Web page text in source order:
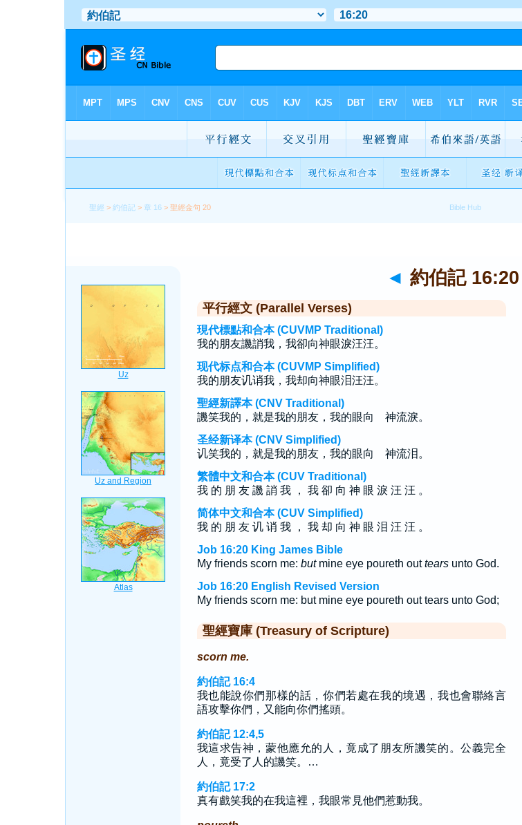
聖經 >約伯記 > 章 16 > 聖經金句 20
◄ 約伯記 16:20
平行經文 (Parallel Verses)
現代標點和合本 (CUVMP Traditional)
我的朋友譏誚我，我卻向神眼淚汪汪。
现代标点和合本 (CUVMP Simplified)
我的朋友讥诮我，我却向神眼泪汪汪。
聖經新譯本 (CNV Traditional)
譏笑我的，就是我的朋友，我的眼向 神流淚。
圣经新译本 (CNV Simplified)
讥笑我的，就是我的朋友，我的眼向 神流泪。
繁體中文和合本 (CUV Traditional)
我 的 朋 友 譏 誚 我 ， 我 卻 向 神 眼 淚 汪 汪 。
简体中文和合本 (CUV Simplified)
我 的 朋 友 讥 诮 我 ， 我 却 向 神 眼 泪 汪 汪 。
Job 16:20 King James Bible
My friends scorn me: butmine eye poureth outtearsunto God.
Job 16:20 English Revised Version
My friends scorn me: but mine eye poureth out tears unto God;
聖經寶庫 (Treasury of Scripture)
scorn me.
約伯記 16:4
我也能說你們那樣的話，你們若處在我的境遇，我也會聯絡言
語攻擊你們，又能向你們搖頭。
約伯記 12:4,5
我這求告神，蒙他應允的人，竟成了朋友所譏笑的。公義完全
人，竟受了人的譏笑。…
約伯記 17:2
真有戲笑我的在我這裡，我眼常見他們惹動我。